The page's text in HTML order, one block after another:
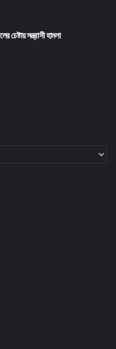
চেষ্টায় সন্ত্রাসী হামলা